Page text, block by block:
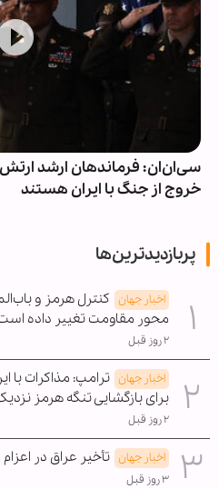
سی‌ان‌ان: فرماندهان ارشد ارتش
خروج از جنگ با ایران هستند
پربازدیدترین‌ها
اخبار جهان کنترل هرمز و
محور مقاومت تغییر داده
۲ روز قبل
اخبار جهان ترامپ: مذاکرات با
برای بازگشایی تنگه هرمز
۲ روز قبل
اخبار جهان تأخیر عراق در اعزام
۳ روز قبل